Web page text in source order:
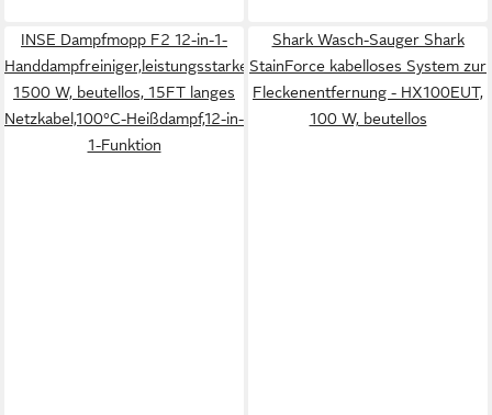
INSE Dampfmopp F2 12-in-1-
Handdampfreiniger,leistungsstarker,abnehmbarer,Dampfmopp,
1500 W, beutellos, 15FT langes
Netzkabel,100°C-Heißdampf,12-in-
1-Funktion
Shark Wasch-Sauger Shark
StainForce kabelloses System zur
Fleckenentfernung - HX100EUT,
100 W, beutellos